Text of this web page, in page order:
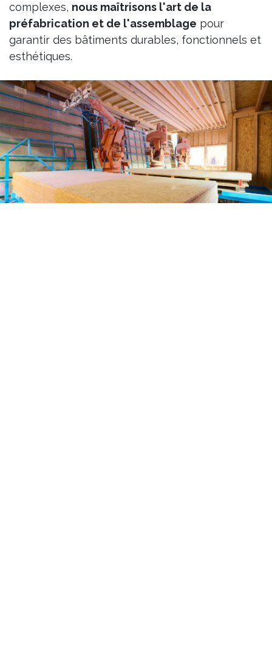
complexes, nous maîtrisons l'art de la
préfabrication et de l'assemblage pour
garantir des bâtiments durables, fonctionnels et
esthétiques.​